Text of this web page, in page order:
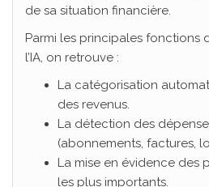
de sa situation financière.
Parmi les principales fonctions
l’IA, on retrouve :
La catégorisation
des revenus.
La détection des
(abonnements, factures,
La mise en évidence des
les plus importants.